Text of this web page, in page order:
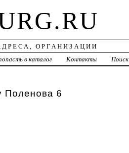
ОРГАНИЗАЦИИ
в каталог Контакты Поиск
Поленова 6